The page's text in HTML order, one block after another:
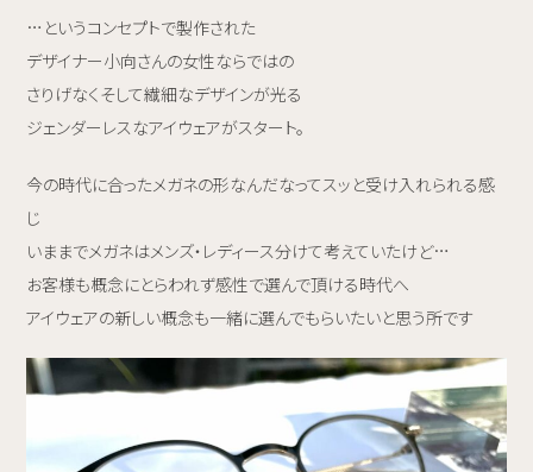
…というコンセプトで製作された
デザイナー小向さんの女性ならではの
さりげなくそして繊細なデザインが光る
ジェンダーレスなアイウェアがスタート。
今の時代に合ったメガネの形なんだなってスッと受け入れられる感
じ
いままでメガネはメンズ・レディース分けて考えていたけど…
お客様も概念にとらわれず感性で選んで頂ける時代へ
アイウェアの新しい概念も一緒に選んでもらいたいと思う所です